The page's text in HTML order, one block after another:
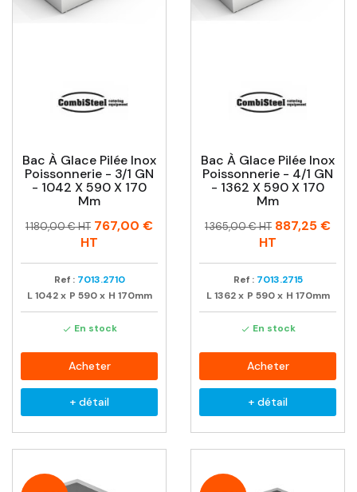
Bac À Glace Pilée Inox
Poissonnerie - 3/1 GN
- 1042 X 590 X 170
Mm
Prix
Prix
1 180,00 € HT 767,00 €
HT
Ref : 7013.2710
L 1042 x P 590 x H 170mm
 En stock
Acheter
+ détail
Bac À Glace Pilée Inox
Poissonnerie - 4/1 GN
- 1362 X 590 X 170
Mm
Prix
Prix
1 365,00 € HT 887,25 €
HT
Ref : 7013.2715
L 1362 x P 590 x H 170mm
 En stock
Acheter
+ détail